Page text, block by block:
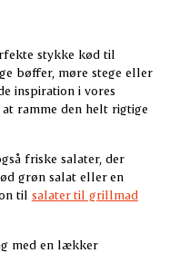
stykke kød til
bøffer, møre stege eller
inspiration i vores
at ramme den helt rigtige
friske salater, der
grøn salat eller en
til salater til grillmad
med en lækker